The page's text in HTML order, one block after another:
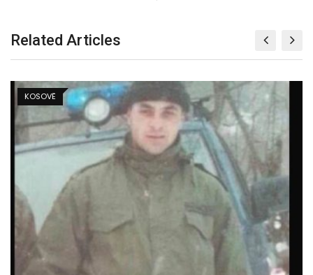
Related Articles
BOTË